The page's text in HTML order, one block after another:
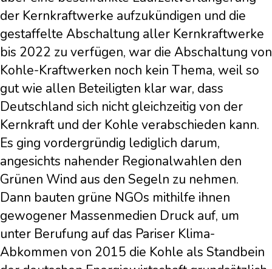
der Kernkraftwerke aufzukündigen und die
gestaffelte Abschaltung aller Kernkraftwerke
bis 2022 zu verfügen, war die Abschaltung von
Kohle-Kraftwerken noch kein Thema, weil so
gut wie allen Beteiligten klar war, dass
Deutschland sich nicht gleichzeitig von der
Kernkraft und der Kohle verabschieden kann.
Es ging vordergründig lediglich darum,
angesichts nahender Regionalwahlen den
Grünen Wind aus den Segeln zu nehmen.
Dann bauten grüne NGOs mithilfe ihnen
gewogener Massenmedien Druck auf, um
unter Berufung auf das Pariser Klima-
Abkommen von 2015 die Kohle als Standbein